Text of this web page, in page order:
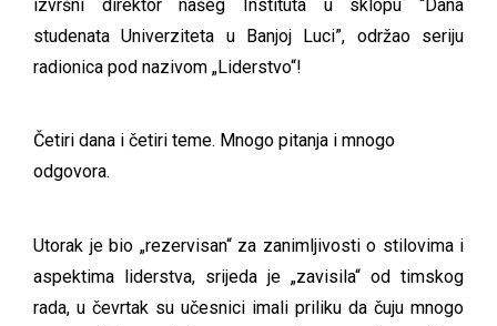
izvršni direktor našeg Instituta u sklopu “Dana
studenata Univerziteta u Banjoj Luci”, održao seriju
radionica pod nazivom „Liderstvo“!
Četiri dana i četiri teme. Mnogo pitanja i mnogo
odgovora.
Utorak je bio „rezervisan“ za zanimljivosti o stilovima i
aspektima liderstva, srijeda je „zavisila“ od timskog
rada, u čevrtak su učesnici imali priliku da čuju mnogo